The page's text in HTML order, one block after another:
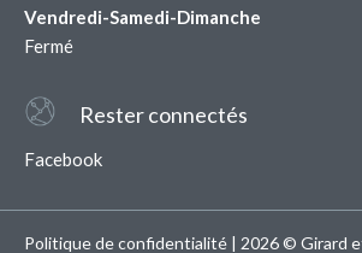
Vendredi-Samedi-Dimanche
Fermé
Rester connectés
Facebook
Politique de confidentialité| 2026 © Girard